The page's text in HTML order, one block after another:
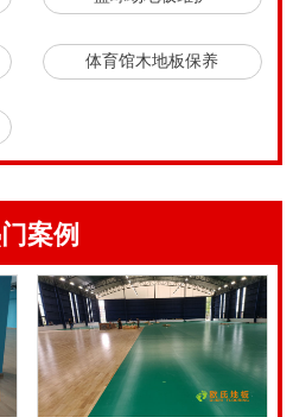
体育馆木地板保养
案例